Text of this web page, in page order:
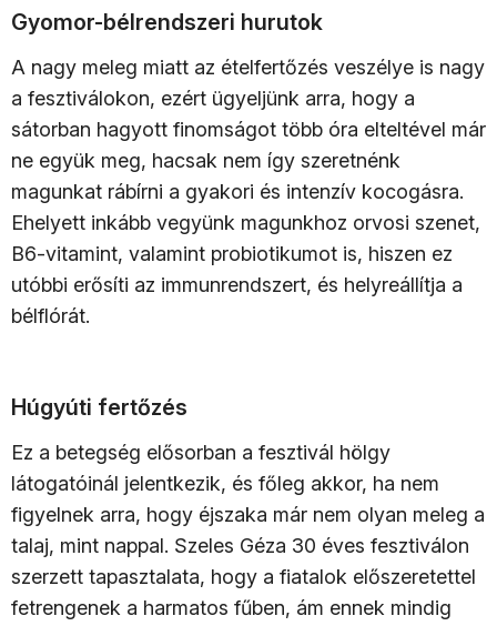
Gyomor-bélrendszeri hurutok
A nagy meleg miatt az ételfertőzés veszélye is nagy
a fesztiválokon, ezért ügyeljünk arra, hogy a
sátorban hagyott finomságot több óra elteltével már
ne együk meg, hacsak nem így szeretnénk
magunkat rábírni a gyakori és intenzív kocogásra.
Ehelyett inkább vegyünk magunkhoz orvosi szenet,
B6-vitamint, valamint probiotikumot is, hiszen ez
utóbbi erősíti az immunrendszert, és helyreállítja a
bélflórát.
Húgyúti fertőzés
Ez a betegség elősorban a fesztivál hölgy
látogatóinál jelentkezik, és főleg akkor, ha nem
figyelnek arra, hogy éjszaka már nem olyan meleg a
talaj, mint nappal. Szeles Géza 30 éves fesztiválon
szerzett tapasztalata, hogy a fiatalok előszeretettel
fetrengenek a harmatos fűben, ám ennek mindig